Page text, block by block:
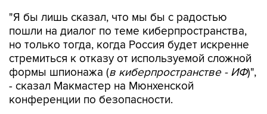
"Я бы лишь сказал, что мы бы с радостью
пошли на диалог по теме киберпространства,
но только тогда, когда Россия будет искренне
стремиться к отказу от используемой сложной
формы шпионажа (в киберпространстве - ИФ)",
- сказал Макмастер на Мюнхенской
конференции по безопасности.